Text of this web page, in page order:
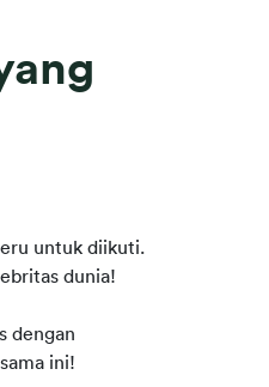
untuk diikuti.
dunia!
dengan
ini!